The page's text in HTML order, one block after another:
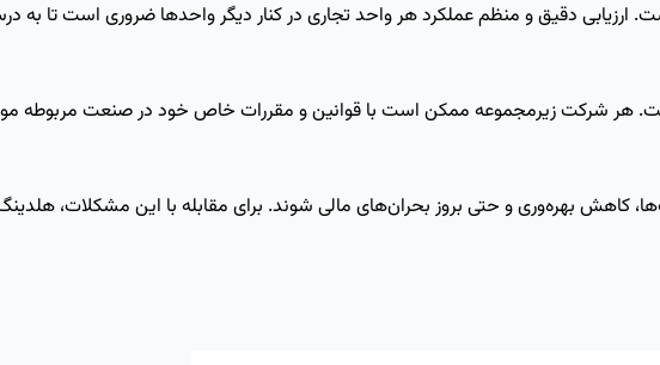
ارزیابی دقیق و منظم عملکرد هر واحد تجاری در کنار دیگر واحدها ضروری است
هر شرکت زیرمجموعه ممکن است با قوانین و مقررات خاص خود در صنعت مربوطه
بهره‌وری و حتی بروز بحران‌های مالی شوند. برای مقابله با این مشکلات،